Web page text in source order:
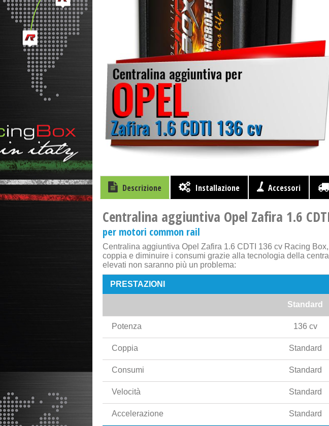
Descrizione Installazione Accessori
Centralina aggiuntiva Opel Zafira 1.6
per motori common rail
Centralina aggiuntiva Opel Zafira 1.6 CDTI 136 cv Racing
coppia e diminuire i consumi grazie alla tecnologia della
elevati non saranno più un problema:
PRESTAZIONI
Standard
Potenza 136 cv
Coppia Standard
Consumi Standard
Velocità Standard
Accelerazione Standard